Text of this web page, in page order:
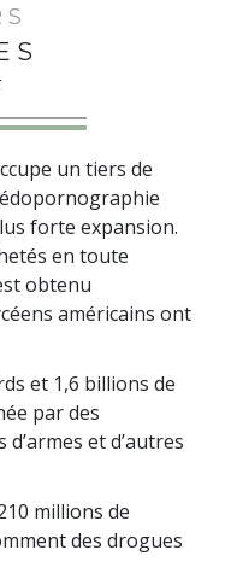
un tiers de
forte expansion.
en toute
obtenu
américains ont
et 1,6 billions de
par des
et d’autres
millions de
des drogues